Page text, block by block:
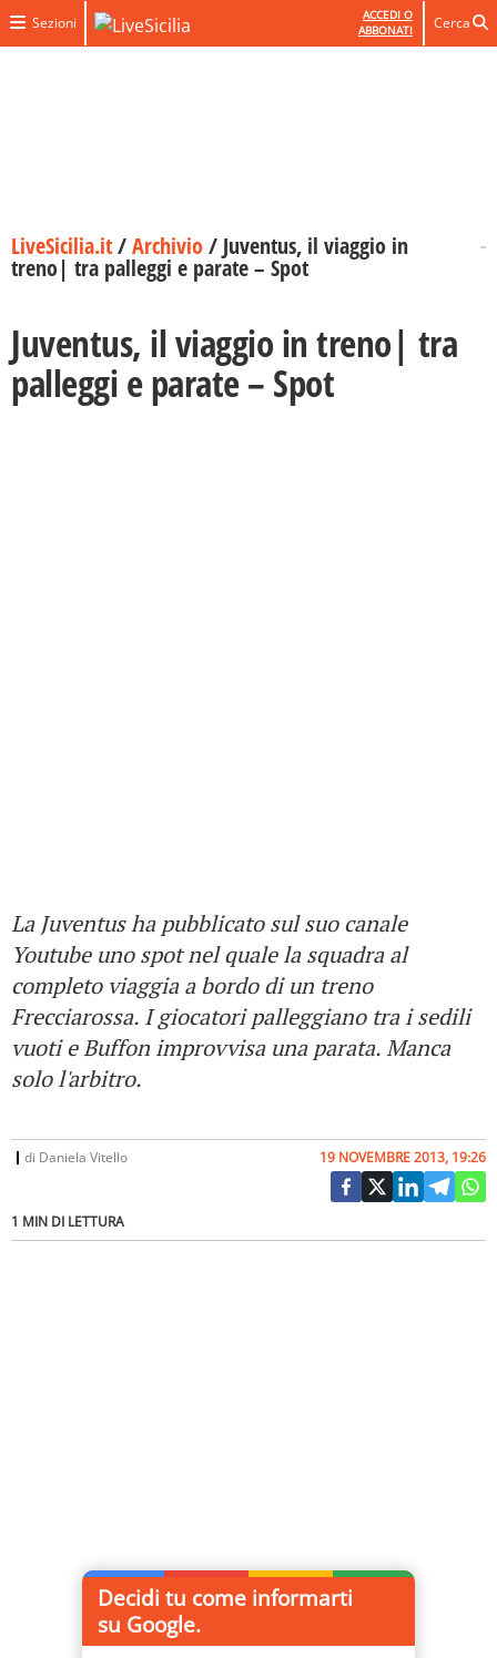
Sezioni
ACCEDI O
ABBONATI
Cerca
LiveSicilia.it/Archivio/ Juventus, il viaggio in
treno| tra palleggi e parate – Spot
Juventus, il viaggio in treno| tra
palleggi e parate – Spot
La Juventus ha pubblicato sul suo canale
Youtube uno spot nel quale la squadra al
completo viaggia a bordo di un treno
Frecciarossa. I giocatori palleggiano tra i sedili
vuoti e Buffon improvvisa una parata. Manca
solo l'arbitro.
di Daniela Vitello
1 MIN DI LETTURA
19 NOVEMBRE 2013, 19:26
Decidi tu come informarti
su Google.